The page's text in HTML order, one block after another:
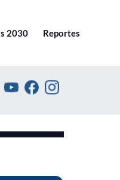
2030 Reportes